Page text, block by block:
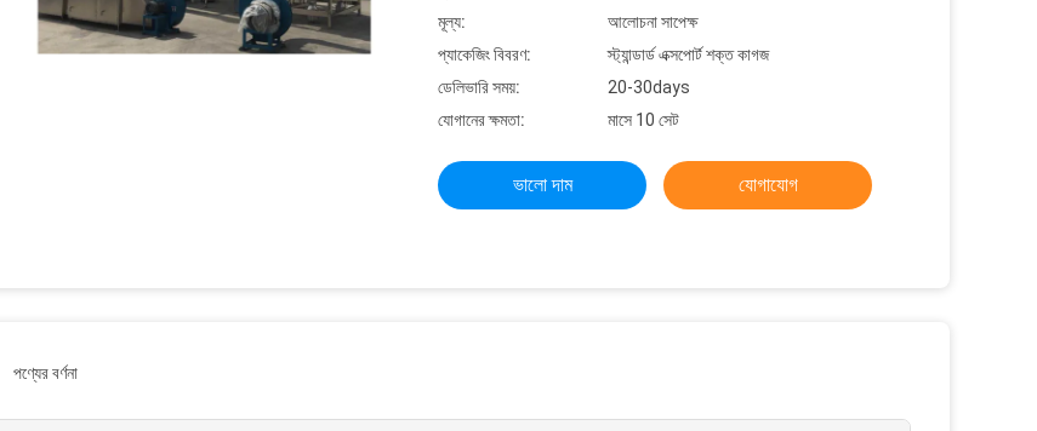
মূল্য:
আলোচনা সাপেক্ষ
প্যাকেজিং বিবরণ:
স্ট্যান্ডার্ড এক্সপোর্ট শক্ত কাগজ
ডেলিভারি সময়:
20-30days
যোগানের ক্ষমতা:
মাসে 10 সেট
ভালো দাম যোগাযোগ
পণ্যের বর্ণনা